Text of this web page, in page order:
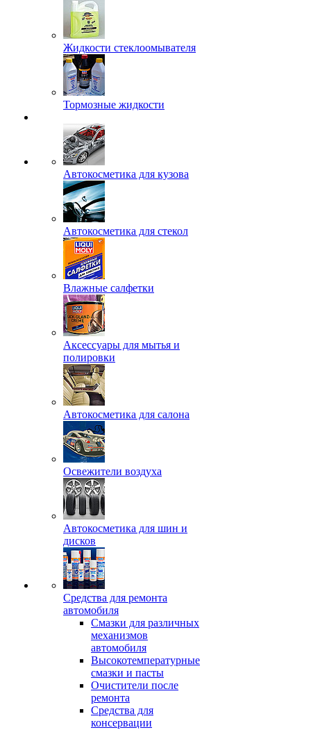
Жидкости стеклоомывателя
Тормозные жидкости
Автокосметика для кузова
Автокосметика для стекол
Влажные салфетки
Аксессуары для мытья и
полировки
Автокосметика для салона
Освежители воздуха
Автокосметика для шин и
дисков
Средства для ремонта
автомобиля
Смазки для различных
механизмов
автомобиля
Высокотемпературные
смазки и пасты
Очистители после
ремонта
Средства для
консервации